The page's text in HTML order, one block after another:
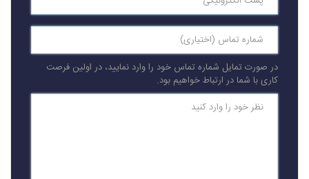
در صورت تمایل شماره تماس خود را وارد نمایید، در اولین فرصت
کاری با شما در ارتباط خواهیم بود.